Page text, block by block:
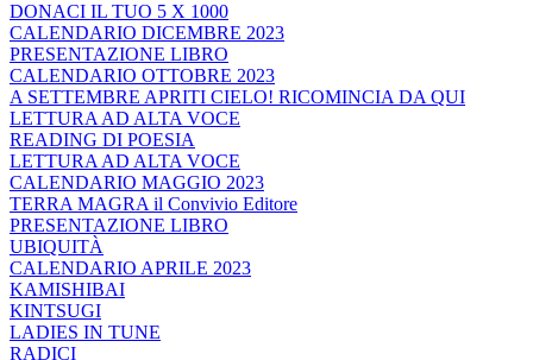
DONACI IL TUO 5 X 1000
CALENDARIO DICEMBRE 2023
PRESENTAZIONE LIBRO
CALENDARIO OTTOBRE 2023
A SETTEMBRE APRITI CIELO! RICOMINCIA DA QUI
LETTURA AD ALTA VOCE
READING DI POESIA
LETTURA AD ALTA VOCE
CALENDARIO MAGGIO 2023
TERRA MAGRA il Convivio Editore
PRESENTAZIONE LIBRO
UBIQUITÀ
CALENDARIO APRILE 2023
KAMISHIBAI
KINTSUGI
LADIES IN TUNE
RADICI